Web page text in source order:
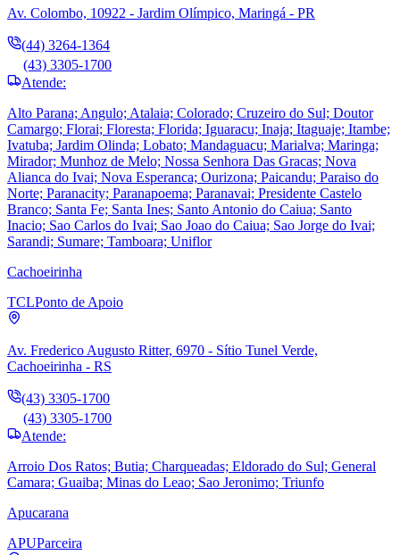
Av. Colombo, 10922 - Jardim Olímpico, Maringá - PR
(44) 3264-1364
(43) 3305-1700
Atende:
Alto Parana; Angulo; Atalaia; Colorado; Cruzeiro do Sul; Doutor
Camargo; Florai; Floresta; Florida; Iguaracu; Inaja; Itaguaje; Itambe;
Ivatuba; Jardim Olinda; Lobato; Mandaguacu; Marialva; Maringa;
Mirador; Munhoz de Melo; Nossa Senhora Das Gracas; Nova
Alianca do Ivai; Nova Esperanca; Ourizona; Paicandu; Paraiso do
Norte; Paranacity; Paranapoema; Paranavai; Presidente Castelo
Branco; Santa Fe; Santa Ines; Santo Antonio do Caiua; Santo
Inacio; Sao Carlos do Ivai; Sao Joao do Caiua; Sao Jorge do Ivai;
Sarandi; Sumare; Tamboara; Uniflor
Cachoeirinha
TCLPonto de Apoio
Av. Frederico Augusto Ritter, 6970 - Sítio Tunel Verde,
Cachoeirinha - RS
(43) 3305-1700
(43) 3305-1700
Atende:
Arroio Dos Ratos; Butia; Charqueadas; Eldorado do Sul; General
Camara; Guaiba; Minas do Leao; Sao Jeronimo; Triunfo
Apucarana
APUParceira